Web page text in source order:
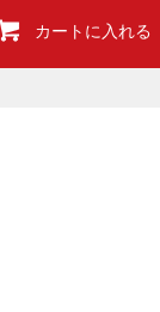
カートに入れる